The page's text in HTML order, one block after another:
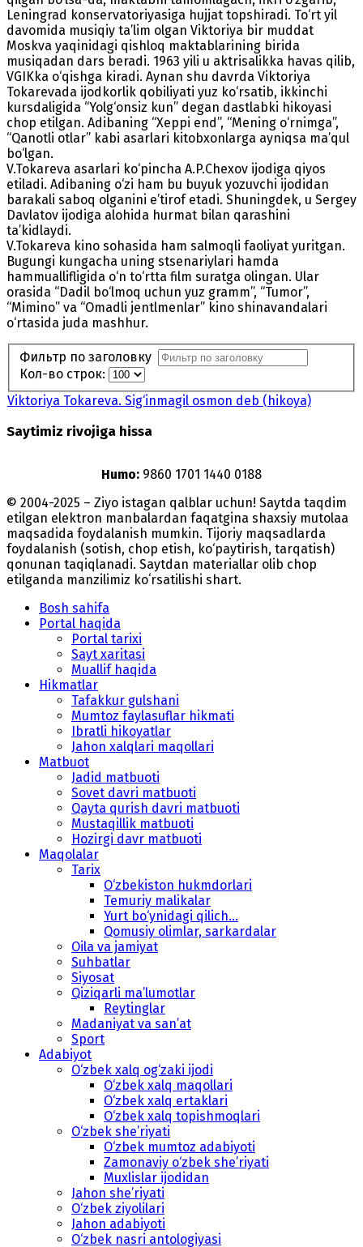
Leningrad konservatoriyasiga hujjat topshiradi. To‘rt yil
davomida musiqiy ta’lim olgan Viktoriya bir muddat
Moskva yaqinidagi qishloq maktablarining birida
musiqadan dars beradi. 1963 yili u aktrisalikka havas qilib,
VGIKka o‘qishga kiradi. Aynan shu davrda Viktoriya
Tokarevada ijodkorlik qobiliyati yuz ko‘rsatib, ikkinchi
kursdaligida “Yolg‘onsiz kun” degan dastlabki hikoyasi
chop etilgan. Adibaning “Xeppi end”, “Mening o‘rnimga”,
“Qanotli otlar” kabi asarlari kitobxonlarga ayniqsa ma’qul
bo‘lgan.
V.Tokareva asarlari ko‘pincha A.P.Chexov ijodiga qiyos
etiladi. Adibaning o‘zi ham bu buyuk yozuvchi ijodidan
barakali saboq olganini e’tirof etadi. Shuningdek, u Sergey
Davlatov ijodiga alohida hurmat bilan qarashini
ta’kidlaydi.
V.Tokareva kino sohasida ham salmoqli faoliyat yuritgan.
Bugungi kungacha uning stsenariylari hamda
hammuallifligida o‘n to‘rtta film suratga olingan. Ular
orasida “Dadil bo‘lmoq uchun yuz gramm”, “Tumor”,
“Mimino” va “Omadli jentlmenlar” kino shinavandalari
o‘rtasida juda mashhur.
Фильтр по заголовку
Кол-во строк:
Viktoriya Tokareva. Sig‘inmagil osmon deb (hikoya)
Saytimiz rivojiga hissa
Humo: 9860 1701 1440 0188
© 2004-2025 – Ziyo istagan qalblar uchun! Saytda taqdim
etilgan elektron manbalardan faqatgina shaxsiy mutolaa
maqsadida foydalanish mumkin. Tijoriy maqsadlarda
foydalanish (sotish, chop etish, ko‘paytirish, tarqatish)
qonunan taqiqlanadi. Saytdan materiallar olib chop
etilganda manzilimiz koʻrsatilishi shart.
Bosh sahifa
Portal haqida
Portal tarixi
Sayt xaritasi
Muallif haqida
Hikmatlar
Tafakkur gulshani
Mumtoz faylasuflar hikmati
Ibratli hikoyatlar
Jahon xalqlari maqollari
Matbuot
Jadid matbuoti
Sovet davri matbuoti
Qayta qurish davri matbuoti
Mustaqillik matbuoti
Hozirgi davr matbuoti
Maqolalar
Tarix
O‘zbekiston hukmdorlari
Temuriy malikalar
Yurt bo‘ynidagi qilich...
Qomusiy olimlar, sarkardalar
Oila va jamiyat
Suhbatlar
Siyosat
Qiziqarli ma’lumotlar
Reytinglar
Madaniyat va san’at
Sport
Adabiyot
O‘zbek xalq og‘zaki ijodi
O‘zbek xalq maqollari
O‘zbek xalq ertaklari
O‘zbek xalq topishmoqlari
O‘zbek she’riyati
O‘zbek mumtoz adabiyoti
Zamonaviy o‘zbek she’riyati
Muxlislar ijodidan
Jahon she’riyati
O‘zbek ziyolilari
Jahon adabiyoti
O‘zbek nasri antologiyasi